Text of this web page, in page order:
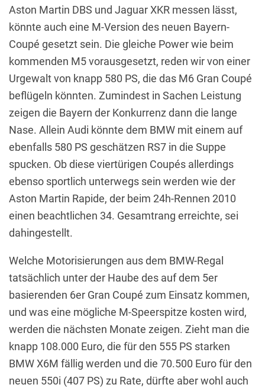
Aston Martin DBS und Jaguar XKR messen lässt,
könnte auch eine M-Version des neuen Bayern-
Coupé gesetzt sein. Die gleiche Power wie beim
kommenden M5 vorausgesetzt, reden wir von einer
Urgewalt von knapp 580 PS, die das M6 Gran Coupé
beflügeln könnten. Zumindest in Sachen Leistung
zeigen die Bayern der Konkurrenz dann die lange
Nase. Allein Audi könnte dem BMW mit einem auf
ebenfalls 580 PS geschätzen RS7 in die Suppe
spucken. Ob diese viertürigen Coupés allerdings
ebenso sportlich unterwegs sein werden wie der
Aston Martin Rapide, der beim 24h-Rennen 2010
einen beachtlichen 34. Gesamtrang erreichte, sei
dahingestellt.
Welche Motorisierungen aus dem BMW-Regal
tatsächlich unter der Haube des auf dem 5er
basierenden 6er Gran Coupé zum Einsatz kommen,
und was eine mögliche M-Speerspitze kosten wird,
werden die nächsten Monate zeigen. Zieht man die
knapp 108.000 Euro, die für den 555 PS starken
BMW X6M fällig werden und die 70.500 Euro für den
neuen 550i (407 PS) zu Rate, dürfte aber wohl auch